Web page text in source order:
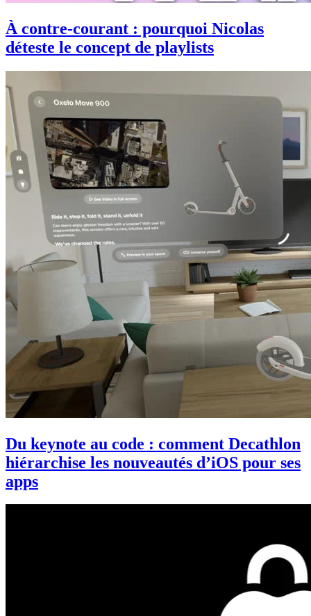
À contre-courant : pourquoi Nicolas
déteste le concept de playlists
Du keynote au code : comment Decathlon
hiérarchise les nouveautés d’iOS pour ses
apps